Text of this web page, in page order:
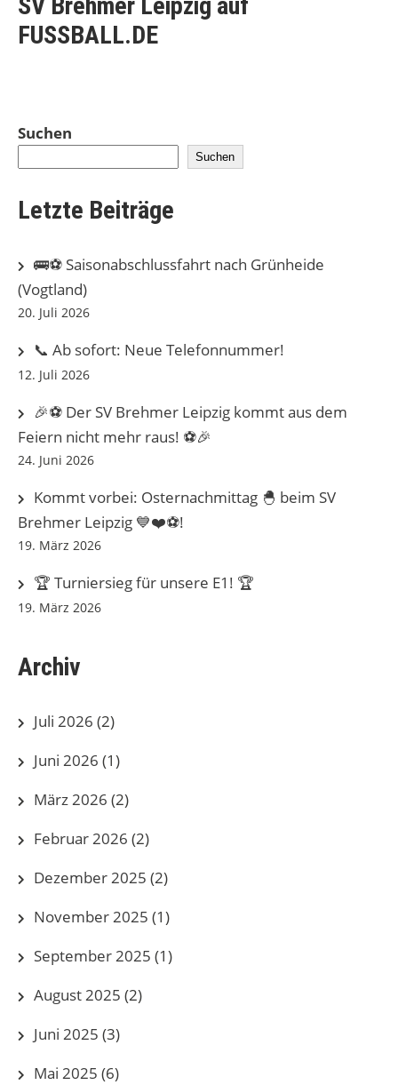
SV Brehmer Leipzig auf
FUSSBALL.DE
Suchen
Suchen
Letzte Beiträge
🚌⚽ Saisonabschlussfahrt nach Grünheide
(Vogtland)
20. Juli 2026
📞 Ab sofort: Neue Telefonnummer!
12. Juli 2026
🎉⚽ Der SV Brehmer Leipzig kommt aus dem
Feiern nicht mehr raus! ⚽🎉
24. Juni 2026
Kommt vorbei: Osternachmittag 🐣 beim SV
Brehmer Leipzig 💙❤️⚽️!
19. März 2026
🏆 Turniersieg für unsere E1! 🏆
19. März 2026
Archiv
Juli 2026 (2)
Juni 2026 (1)
März 2026 (2)
Februar 2026 (2)
Dezember 2025 (2)
November 2025 (1)
September 2025 (1)
August 2025 (2)
Juni 2025 (3)
Mai 2025 (6)